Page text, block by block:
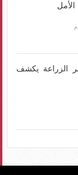
الزراعة يكشف